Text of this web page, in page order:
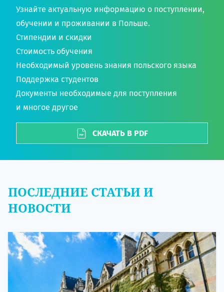
Узнайте актуальную информацию о поступлении,
обучении и проживании в Польше.
Стипендии и скидки
Стоимость обучения
Необходимый уровень знания польского языка
Поддержка студентов
Документы необходимые для поступления
и многое другое
СКАЧАТЬ В PDF
ПОСЛЕДНИЕ СТАТЬИ И
НОВОСТИ